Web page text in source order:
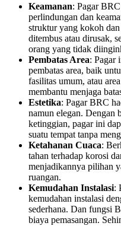
Keamanan: Pagar
perlindungan dan
struktur yang kokoh
ditembus atau dirusak,
orang yang tidak
Pembatas Area: Pagar
pembatas area, baik
fasilitas umum, atau
membantu menjaga
Estetika: Pagar BRC
namun elegan. Dengan
ketinggian, pagar ini
suatu tempat tanpa
Ketahanan Cuaca:
tahan terhadap korosi
menjadikannya pilihan
ruangan.
Kemudahan Instalasi:
kemudahan instalasi
sederhana. Dan fungsi
biaya pemasangan.